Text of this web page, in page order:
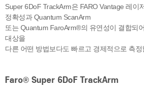
Super 6DoF TrackArm은 FARO Vantage 레이
정확성과Quantum ScanArm
또는 Quantum FaroArm®의 유연성이 결합되
대상을
다른 어떤 방법보다도 빠르고 경제적으로 측정
Faro® Super 6DoF TrackArm